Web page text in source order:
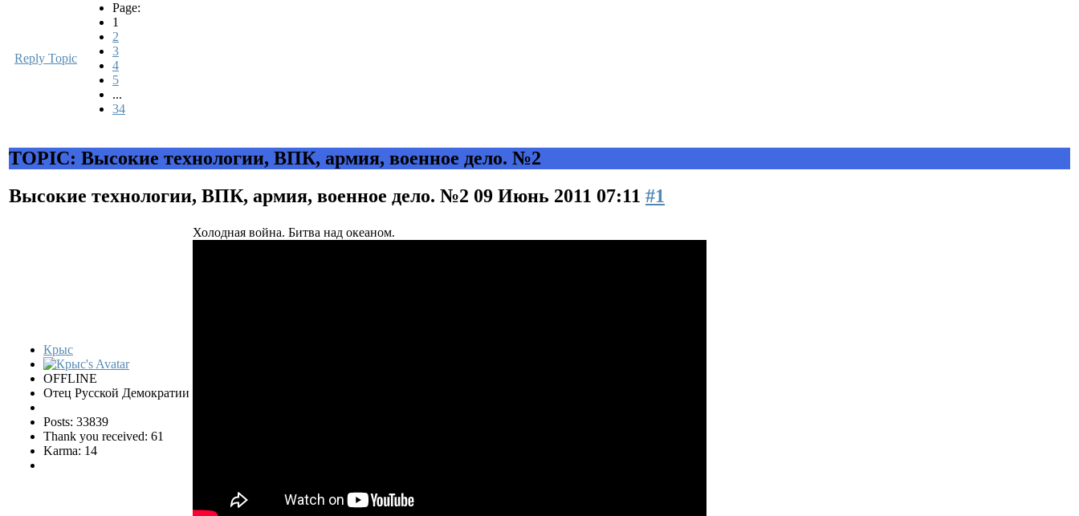
Reply Topic
Page:
1
2
3
4
5
...
34
TOPIC: Высокие технологии, ВПК, армия, военное дело. №2
Высокие технологии, ВПК, армия, военное дело. №2 09 Июнь 2011 07:11 #1
Крыс
OFFLINE
Отец Русской Демократии
Posts: 33839
Thank you received: 61
Karma: 14
Холодная война. Битва над океаном.